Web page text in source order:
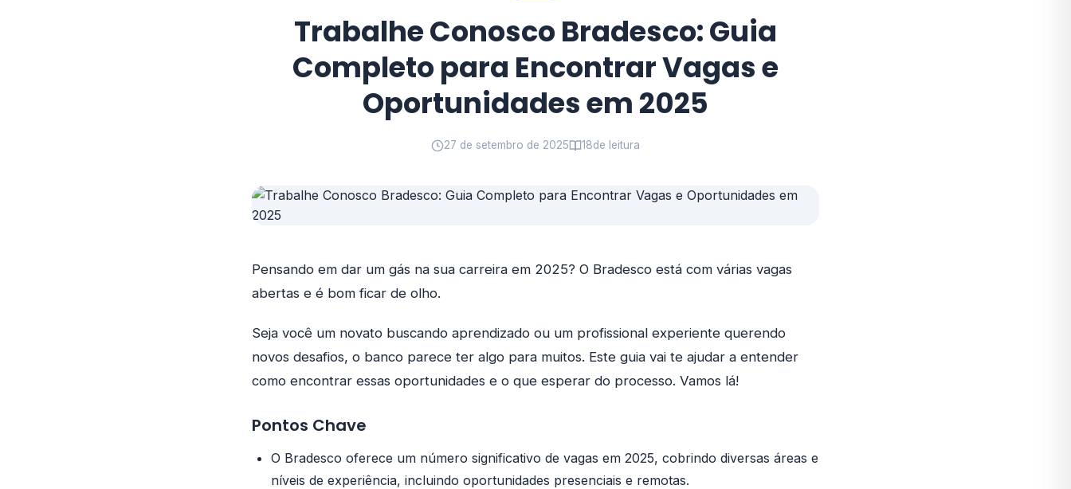
Trabalhe Conosco Bradesco: Guia
Completo para Encontrar Vagas e
Oportunidades em 2025
27 de setembro de 2025 18de leitura
Pensando em dar um gás na sua carreira em 2025? O Bradesco está com várias vagas
abertas e é bom ficar de olho.
Seja você um novato buscando aprendizado ou um profissional experiente querendo
novos desafios, o banco parece ter algo para muitos. Este guia vai te ajudar a entender
como encontrar essas oportunidades e o que esperar do processo. Vamos lá!
Pontos Chave
O Bradesco oferece um número significativo de vagas em 2025, cobrindo diversas áreas e
níveis de experiência, incluindo oportunidades presenciais e remotas.